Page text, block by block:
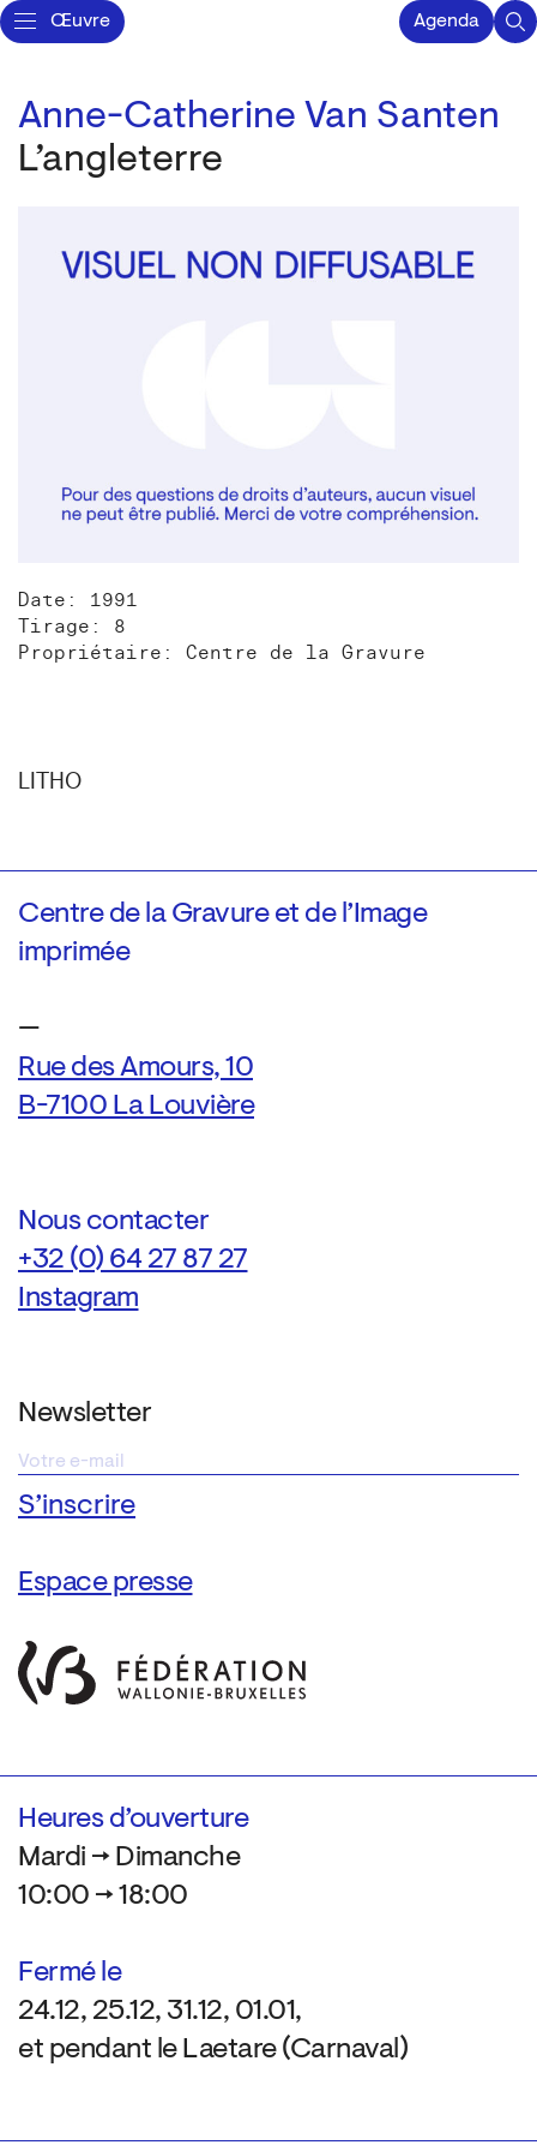
Œuvre Agenda
Anne-Catherine Van Santen
L’angleterre
Date: 1991
Tirage: 8
Propriétaire: Centre de la Gravure
LITHO
Centre de la Gravure et de l’Image
imprimée
—
Rue des Amours, 10
B-7100 La Louvière
Nous contacter
+32 (0) 64 27 87 27
Instagram
Newsletter
Espace presse
Heures d’ouverture
Mardi → Dimanche
10:00 → 18:00
Fermé le
24.12, 25.12, 31.12, 01.01,
et pendant le Laetare (Carnaval)